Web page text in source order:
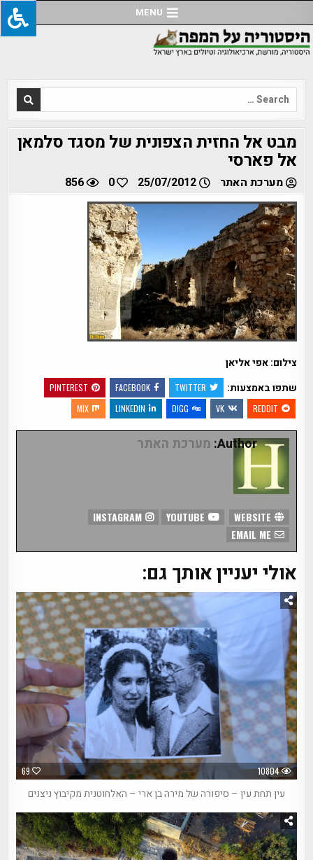
to
content
MENU
Search
for:
מבט אל החזית הצפונית של מסגד סלמאן
אל פארסי
מערכת האתר 25/07/2012
0
856
צילום: אפי אליאן
שתפו באמצעות:
TWITTER
FACEBOOK
PINTEREST
REDDIT
VK
DIGG
LINKEDIN
MIX
Author: מערכת האתר
INSTAGRAM
אולי יעניין אותך גם:
69 10804
עין תחת עין – סיפורה של מירה בן ארי – האלחוטנית מקיבוץ ניצנים